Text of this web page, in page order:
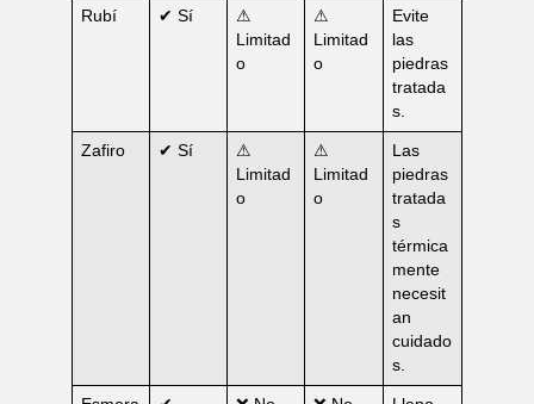
Rubí ✔ Sí
⚠
Limitad
o
⚠
Limitad
o
Evite
las
piedras
tratada
s.
Zafiro ✔ Sí
⚠
Limitad
o
⚠
Limitad
o
Las
piedras
tratada
s
térmica
mente
necesit
an
cuidado
s.